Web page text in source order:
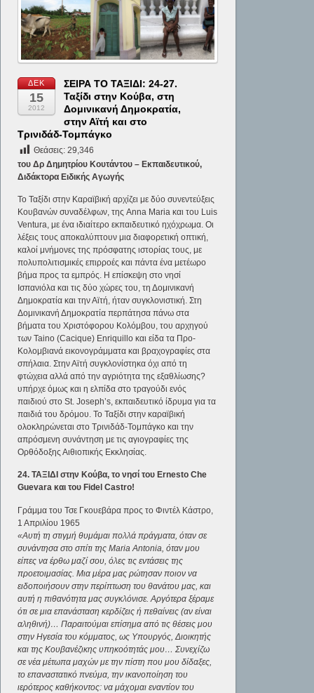
ΔΕΚ
15
2012
ΣΕΙΡΑ ΤΟ ΤΑΞΙΔΙ: 24-27.
Ταξίδι στην Κούβα, στη
Δομινικανή Δημοκρατία,
στην Αϊτή και στο
Τρινιδάδ-Τομπάγκο
Θεάσεις: 29,346
του Δρ Δημητρίου Κουτάντου – Εκπαιδευτικού,
Διδάκτορα Ειδικής Αγωγής
Το Ταξίδι στην Καραϊβική αρχίζει με δύο συνεντεύξεις
Κουβανών συναδέλφων, της Anna Maria και του Luis
Ventura, με ένα ιδιαίτερο εκπαιδευτικό ηχόχρωμα. Οι
λέξεις τους αποκαλύπτουν μια διαφορετική οπτική,
καλοί μνήμονες της πρόσφατης ιστορίας τους, με
πολυπολιτισμικές επιρροές και πάντα ένα μετέωρο
βήμα προς τα εμπρός. Η επίσκεψη στο νησί
Ισπανιόλα και τις δύο χώρες του, τη Δομινικανή
Δημοκρατία και την Αϊτή, ήταν συγκλονιστική. Στη
Δομινικανή Δημοκρατία περπάτησα πάνω στα
βήματα του Χριστόφορου Κολόμβου, του αρχηγού
των Taino (Cacique) Enriquillo και είδα τα Προ-
Κολομβιανά εικονογράμματα και βραχογραφίες στα
σπήλαια. Στην Αϊτή συγκλονίστηκα όχι από τη
φτώχεια αλλά από την αγριότητα της εξαθλίωσης?
υπήρχε όμως και η ελπίδα στο τραγούδι ενός
παιδιού στο St. Joseph’s, εκπαιδευτικό ίδρυμα για τα
παιδιά του δρόμου. Το Ταξίδι στην καραϊβική
ολοκληρώνεται στο Τρινιδάδ-Τομπάγκο και την
απρόσμενη συνάντηση με τις αγιογραφίες της
Ορθόδοξης Αιθιοπικής Εκκλησίας.
24. ΤΑΞΙΔΙ στην Κούβα, το νησί του Ernesto Che
Guevara και του Fidel Castro!
Γράμμα του Τσε Γκουεβάρα προς το Φιντέλ Κάστρο,
1 Απριλίου 1965
«Αυτή τη στιγμή θυμάμαι πολλά πράγματα, όταν σε
συνάντησα στο σπίτι της Maria Antonia, όταν μου
είπες να έρθω μαζί σου, όλες τις εντάσεις της
προετοιμασίας. Μια μέρα μας ρώτησαν ποιον να
ειδοποιήσουν στην περίπτωση του θανάτου μας, και
αυτή η πιθανότητα μας συγκλόνισε. Αργότερα ξέραμε
ότι σε μια επανάσταση κερδίζεις ή πεθαίνεις (αν είναι
αληθινή)… Παραιτούμαι επίσημα από τις θέσεις μου
στην Ηγεσία του κόμματος, ως Υπουργός, Διοικητής
και της Κουβανέζικης υπηκοότητάς μου… Συνεχίζω
σε νέα μέτωπα μαχών με την πίστη που μου δίδαξες,
το επαναστατικό πνεύμα, την ικανοποίηση του
ιερότερος καθήκοντος: να μάχομαι εναντίον του